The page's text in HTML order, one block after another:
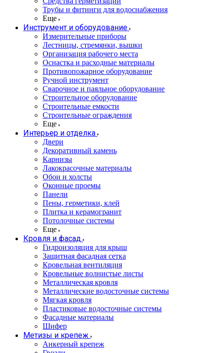
Трубы и фитинги для водоснабжения
Еще
Инструмент и оборудование
Измерительные приборы
Лестницы, стремянки, вышки
Организация рабочего места
Оснастка и расходные материалы
Противопожарное оборудование
Ручной инструмент
Сварочное и паяльное оборудование
Строительное оборудование
Строительные емкости
Строительные ограждения
Еще
Интерьер и отделка
Двери
Декоративный камень
Карнизы
Лакокрасочные материалы
Обои и холсты
Оконные проемы
Панели
Пены, герметики, клей
Плитка и керамогранит
Потолочные системы
Еще
Кровля и фасад
Гидроизоляция для крыш
Защитная фасадная сетка
Кровельная вентиляция
Кровельные волнистые листы
Металлическая кровля
Металлические водосточные системы
Мягкая кровля
Пластиковые водосточные системы
Фасадные материалы
Шифер
Метизы и крепеж
Анкерный крепеж